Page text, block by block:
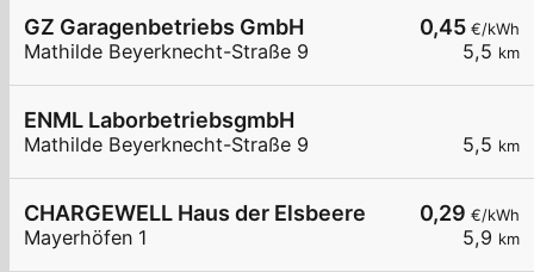
0,45 €/kWh
5,5 km
GZ Garagenbetriebs GmbH
Mathilde Beyerknecht-Straße 9
5,5 km
ENML LaborbetriebsgmbH
Mathilde Beyerknecht-Straße 9
0,29 €/kWh
5,9 km
CHARGEWELL Haus der Elsbeere
Mayerhöfen 1